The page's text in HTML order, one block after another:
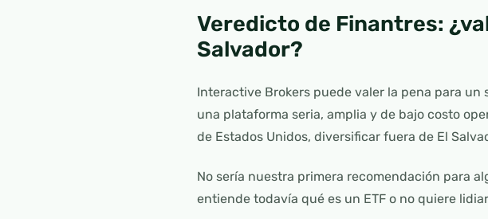
Veredicto de Finantres:
Salvador?
Interactive Brokers puede valer la pena para
una plataforma seria, amplia y de bajo costo
de Estados Unidos, diversificar fuera de El
No sería nuestra primera recomendación para
entiende todavía qué es un ETF o no quiere